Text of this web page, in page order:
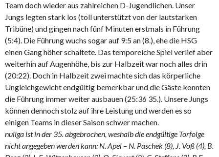
Team doch wieder aus zahlreichen D-Jugendlichen. Unser
Jungs legten stark los (toll unterstützt von der lautstarken
Tribüne) und gingen nach fünf Minuten erstmals in Führung
(5:4). Die Führung wuchs sogar auf 9:5 an (8.), ehe die HSG
einen Gang höher schaltete. Das temporeiche Spiel verlief aber
weiterhin auf Augenhöhe, bis zur Halbzeit war noch alles drin
(20:22). Doch in Halbzeit zwei machte sich das körperliche
Ungleichgewicht endgültig bemerkbar und die Gäste konnten
die Führung immer weiter ausbauen (25:36 35.). Unsere Jungs
können dennoch stolz auf ihre Leistung und werden es so
einigen Teams in dieser Saison schwer machen.
nuliga ist in der 35. abgebrochen, weshalb die endgültige Torfolge
nicht angegeben werden kann: N. Apel – N. Paschek (8), J. Voß (4), B.